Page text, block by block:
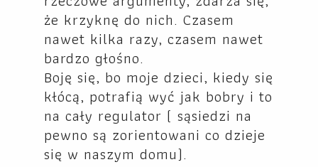
że krzyknę do nich. Czasem
nawet kilka razy, czasem nawet
bardzo głośno.
Boję się, bo moje dzieci, kiedy się
kłócą, potrafią wyć jak bobry i to
na cały regulator ( sąsiedzi na
pewno są zorientowani co dzieje
się w naszym domu).